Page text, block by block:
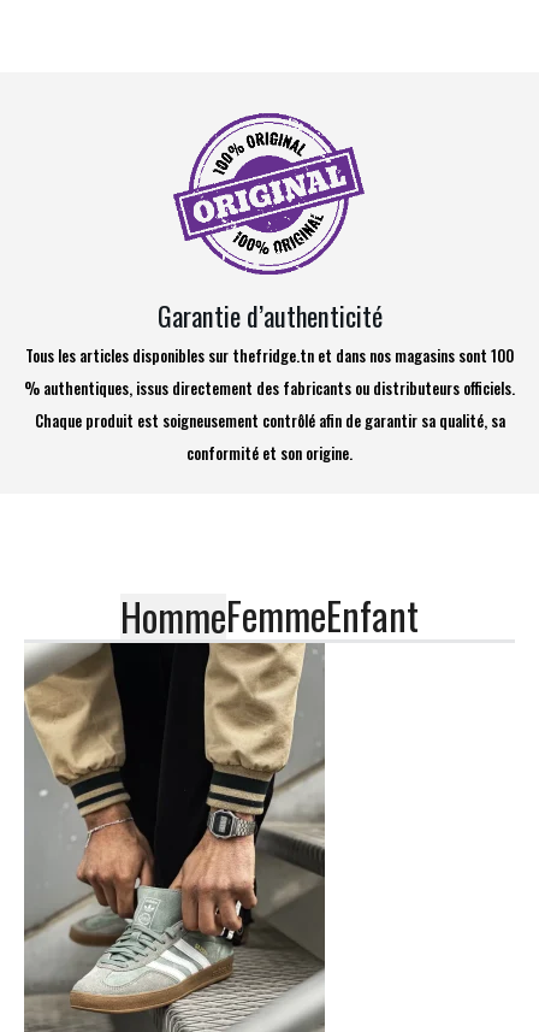
Garantie d’authenticité
Tous les articles disponibles sur thefridge.tn et dans nos magasins sont 100
% authentiques, issus directement des fabricants ou distributeurs officiels.
Chaque produit est soigneusement contrôlé afin de garantir sa qualité, sa
conformité et son origine.
HommeFemmeEnfant